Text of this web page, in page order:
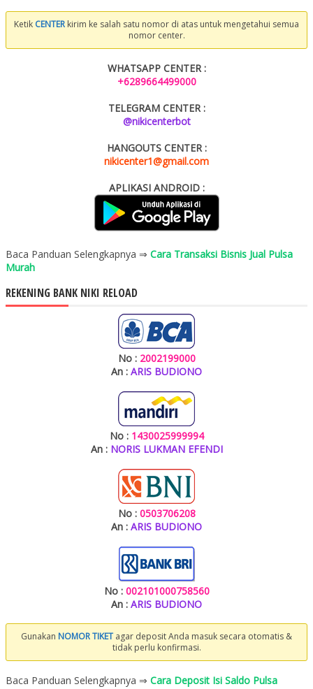
Ketik CENTER kirim ke salah satu nomor di atas untuk mengetahui semua
nomor center.
WHATSAPP CENTER :
+6289664499000
TELEGRAM CENTER :
@nikicenterbot
HANGOUTS CENTER :
nikicenter1@gmail.com
APLIKASI ANDROID :
Baca Panduan Selengkapnya ⇒ Cara Transaksi Bisnis Jual Pulsa
Murah
REKENING BANK NIKI RELOAD
No : 2002199000
An : ARIS BUDIONO
No : 1430025999994
An : NORIS LUKMAN EFENDI
No : 0503706208
An : ARIS BUDIONO
No : 002101000758560
An : ARIS BUDIONO
Gunakan NOMOR TIKET agar deposit Anda masuk secara otomatis &
tidak perlu konfirmasi.
Baca Panduan Selengkapnya ⇒ Cara Deposit Isi Saldo Pulsa